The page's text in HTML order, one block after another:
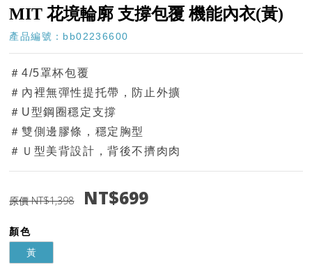
MIT 花境輪廓 支撐包覆 機能內衣(黃)
產品編號：bb02236600
＃4/5罩杯包覆
＃內裡無彈性提托帶，防止外擴
＃U型鋼圈穩定支撐
＃雙側邊膠條，穩定胸型
＃Ｕ型美背設計，背後不擠肉肉
原價 NT$1,398 NT$699
顏色
黃